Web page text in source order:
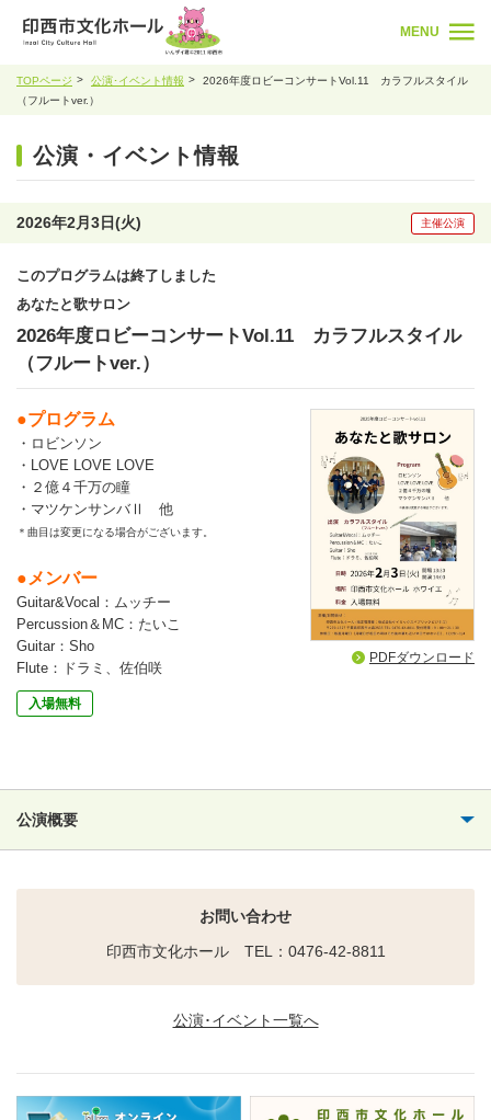
MENU
TOPページ 公演･イベント情報
2026年度ロビーコンサートVol.11 カラフルスタイル
（フルートver.）
公演・イベント情報
2026年2月3日(火) 主催公演
このプログラムは終了しました
あなたと歌サロン
2026年度ロビーコンサートVol.11 カラフルスタイル
（フルートver.）
●プログラム
・ロビンソン
・LOVE LOVE LOVE
・２億４千万の瞳
・マツケンサンバⅡ 他
＊曲目は変更になる場合がございます。
●メンバー
Guitar&Vocal：ムッチー
Percussion＆MC：たいこ
Guitar：Sho
Flute：ドラミ、佐伯咲
入場無料
PDFダウンロード
公演概要
お問い合わせ
印西市文化ホール TEL：0476-42-8811
公演･イベント一覧へ